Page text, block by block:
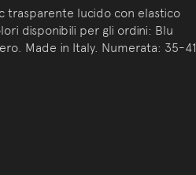
trasparente lucido con elastico
disponibili per gli ordini: Blu
Made in Italy. Numerata: 35-41.